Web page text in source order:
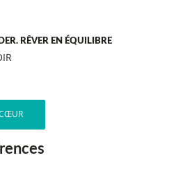
RÊVER EN ÉQUILIBRE